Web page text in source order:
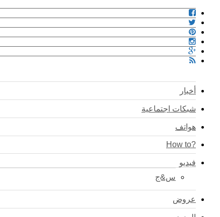
أخبار
شبكات اجتماعية
هواتف
?How to
فيديو
س&ج
عروض